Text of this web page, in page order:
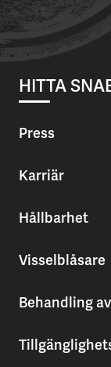
HITTA
Press
Karriär
Hållbarhet
Visselblåsare
Behandling